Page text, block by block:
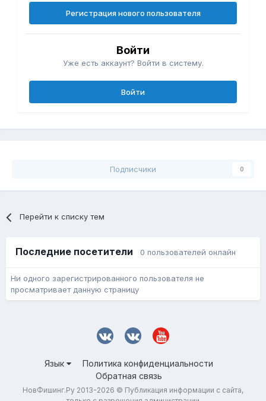
Регистрация нового пользователя
Войти
Уже есть аккаунт? Войти в систему.
Войти
Подписчики 0
Перейти к списку тем
Последние посетители 0 пользователей онлайн
Ни одного зарегистрированного пользователя не
просматривает данную страницу
Язык
Политика конфиденциальности
Обратная связь
НовФишинг.Ру 2013-2026 © Публикация информации с сайта,